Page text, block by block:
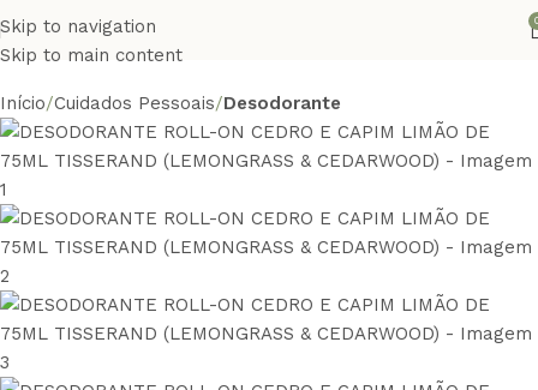
Skip to navigation
Skip to main content
Início Cuidados Pessoais Desodorante